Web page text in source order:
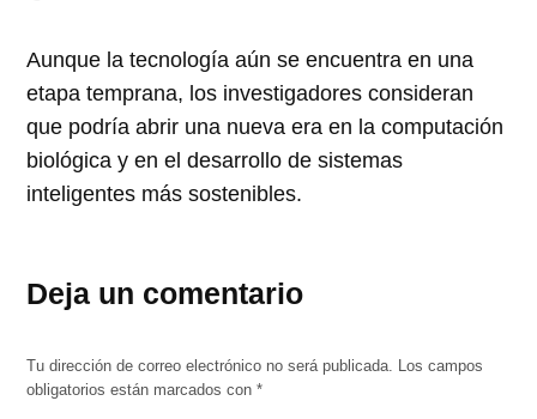
Aunque la tecnología aún se encuentra en una
etapa temprana, los investigadores consideran
que podría abrir una nueva era en la computación
biológica y en el desarrollo de sistemas
inteligentes más sostenibles.
Deja un comentario
Tu dirección de correo electrónico no será publicada. Los campos
obligatorios están marcados con*